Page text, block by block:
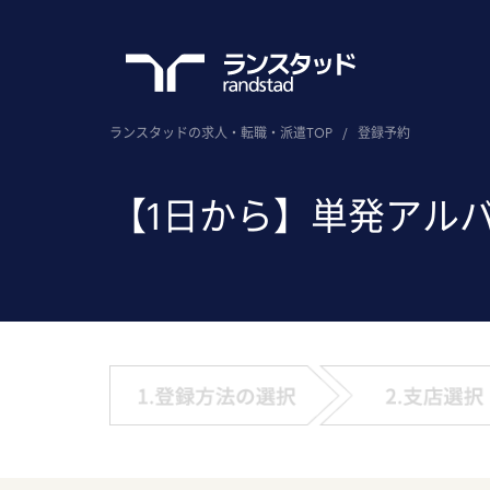
ランスタッドの求人・転職・派遣TOP / 登録予約
【1日から】単発アル